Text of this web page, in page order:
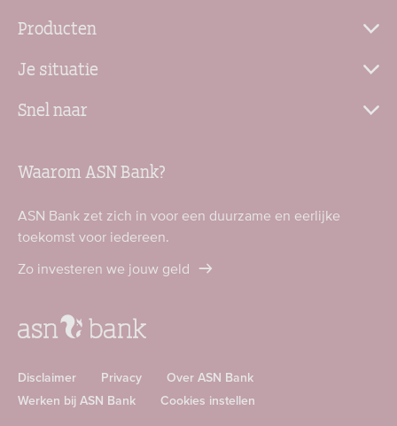
Producten
Je situatie
Snel naar
Waarom ASN Bank?
ASN Bank zet zich in voor een duurzame en eerlijke
toekomst voor iedereen.
Zo investeren we jouw geld
Disclaimer Privacy
Over ASN Bank
Werken bij ASN Bank
Cookies instellen